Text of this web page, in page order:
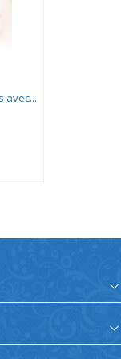
avec...